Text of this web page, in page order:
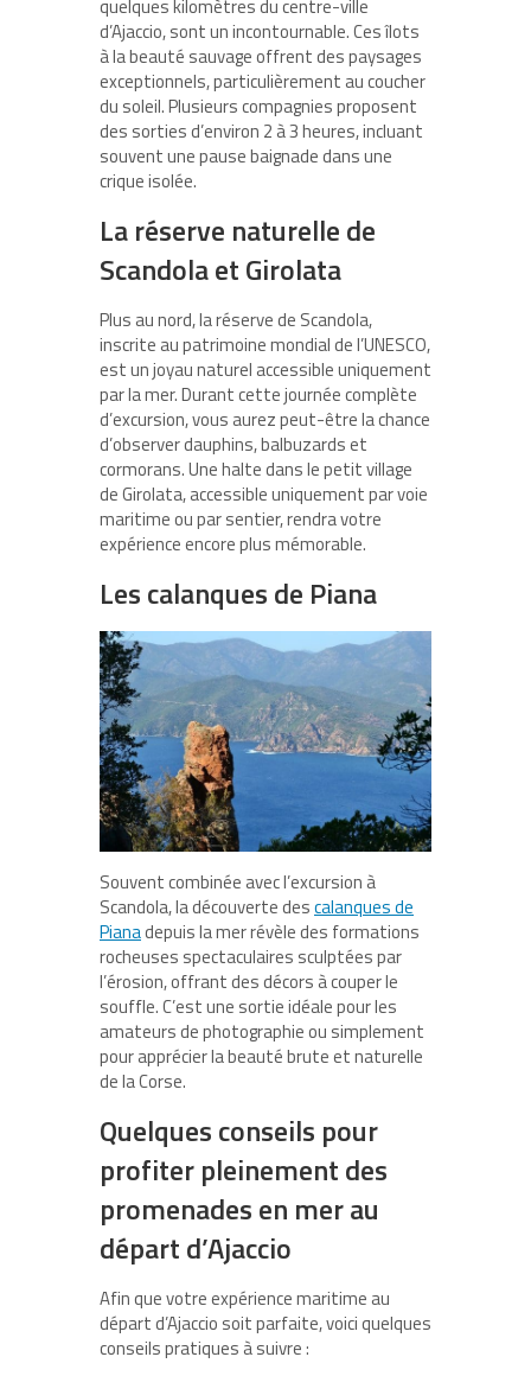
quelques kilomètres du centre-ville
d’Ajaccio, sont un incontournable. Ces îlots
à la beauté sauvage offrent des paysages
exceptionnels, particulièrement au coucher
du soleil. Plusieurs compagnies proposent
des sorties d’environ 2 à 3 heures, incluant
souvent une pause baignade dans une
crique isolée.
La réserve naturelle de
Scandola et Girolata
Plus au nord, la réserve de Scandola,
inscrite au patrimoine mondial de l’UNESCO,
est un joyau naturel accessible uniquement
par la mer. Durant cette journée complète
d’excursion, vous aurez peut-être la chance
d’observer dauphins, balbuzards et
cormorans. Une halte dans le petit village
de Girolata, accessible uniquement par voie
maritime ou par sentier, rendra votre
expérience encore plus mémorable.
Les calanques de Piana
Souvent combinée avec l’excursion à
Scandola, la découverte descalanques de
Pianadepuis la mer révèle des formations
rocheuses spectaculaires sculptées par
l’érosion, offrant des décors à couper le
souffle. C’est une sortie idéale pour les
amateurs de photographie ou simplement
pour apprécier la beauté brute et naturelle
de la Corse.
Quelques conseils pour
profiter pleinement des
promenades en mer au
départ d’Ajaccio
Afin que votre expérience maritime au
départ d’Ajaccio soit parfaite, voici quelques
conseils pratiques à suivre :